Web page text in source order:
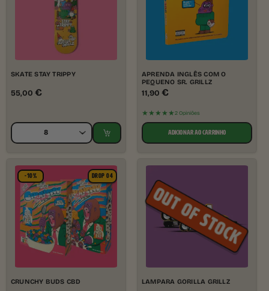
SKATE STAY TRIPPY
55,00 €
APRENDA INGLÊS COM O
PEQUENO SR. GRILLZ
11,90 €
★★★★★2 Opiniões
ADICIONAR AO CARRINHO
-10% DROP 04
CRUNCHY BUDS CBD LAMPARA GORILLA GRILLZ